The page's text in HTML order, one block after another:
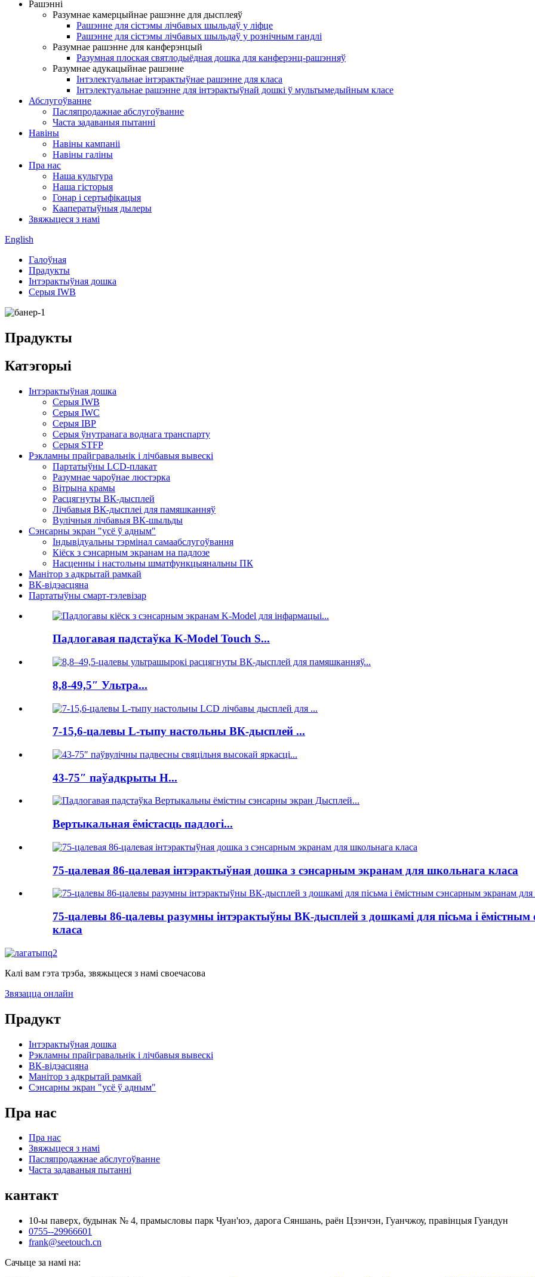
Рашэнні
Разумнае камерцыйнае рашэнне для дысплеяў
Рашэнне для сістэмы лічбавых шыльдаў у ліфце
Рашэнне для сістэмы лічбавых шыльдаў у рознічным гандлі
Разумнае рашэнне для канферэнцый
Разумная плоская святлодыёдная дошка для канферэнц-рашэнняў
Разумнае адукацыйнае рашэнне
Інтэлектуальнае інтэрактыўнае рашэнне для класа
Інтэлектуальнае рашэнне для інтэрактыўнай дошкі ў мультымедыйным класе
Абслугоўванне
Пасляпродажнае абслугоўванне
Часта задаваныя пытанні
Навіны
Навіны кампаніі
Навіны галіны
Пра нас
Наша культура
Наша гісторыя
Гонар і сертыфікацыя
Кааператыўныя дылеры
Звяжыцеся з намі
English
Галоўная
Прадукты
Інтэрактыўная дошка
Серыя IWB
Прадукты
Катэгорыі
Інтэрактыўная дошка
Серыя IWB
Серыя IWC
Серыя ІВР
Серыя ўнутранага воднага транспарту
Серыя STFP
Рэкламны прайгравальнік і лічбавыя вывескі
Партатыўны LCD-плакат
Разумнае чароўнае люстэрка
Вітрына крамы
Расцягнуты ВК-дысплей
Лічбавыя ВК-дысплеі для памяшканняў
Вулічныя лічбавыя ВК-шыльды
Сэнсарны экран "усё ў адным"
Індывідуальны тэрмінал самаабслугоўвання
Кіёск з сэнсарным экранам на падлозе
Насценны і настольны шматфункцыянальны ПК
Манітор з адкрытай рамкай
ВК-відэасцяна
Партатыўны смарт-тэлевізар
Падлогавая падстаўка K-Model Touch S...
8,8-49,5″ Ультра...
7-15,6-цалевы L-тыпу настольны ВК-дысплей ...
43-75″ паўадкрыты H...
Вертыкальная ёмістасць падлогі...
75-цалевая 86-цалевая інтэрактыўная дошка з сэнсарным экранам для школьнага класа
75-цалевы 86-цалевы разумны інтэрактыўны ВК-дысплей з дошкамі для пісьма і
класа
Калі вам гэта трэба, звяжыцеся з намі своечасова
Звязацца онлайн
Прадукт
Інтэрактыўная дошка
Рэкламны прайгравальнік і лічбавыя вывескі
ВК-відэасцяна
Манітор з адкрытай рамкай
Сэнсарны экран "усё ў адным"
Пра нас
Пра нас
Звяжыцеся з намі
Пасляпродажнае абслугоўванне
Часта задаваныя пытанні
кантакт
10-ы паверх, будынак № 4, прамысловы парк Чуан'юэ, дарога Сяншань, раён Цзэнчэн, Гуанчжоу, правінцыя Гуандун
0755--29966601
frank@seetouch.cn
Сачыце за намі на: